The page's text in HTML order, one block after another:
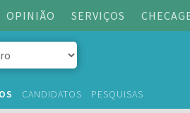
OPINIÃO SERVIÇOS
CANDIDATOS PESQUISAS